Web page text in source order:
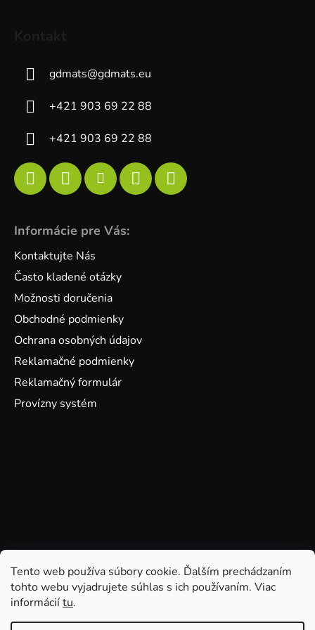
Tento web používa súbory cookie. Ďalším prechádzaním
tohto webu vyjadrujete súhlas s ich používaním. Viac
informáciítu.
gdmats@gdmats.eu
+421 903 69 22 88
+421 903 69 22 88
Informácie pre Vás:
Kontaktujte Nás
Často kladené otázky
Možnosti doručenia
Obchodné podmienky
Ochrana osobných údajov
Reklamačné podmienky
Reklamačný formulár
Provízny systém